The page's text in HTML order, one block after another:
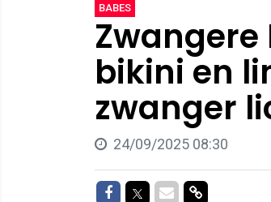
BABES
Zwangere
bikini en
zwanger
24/09/2025 08:30
Delen op Facebook
Delen op Twitter
Delen via Mail
Delen via